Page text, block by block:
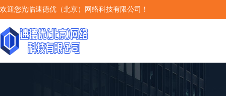
欢迎您光临速德优（北京）网络科技有限公司！